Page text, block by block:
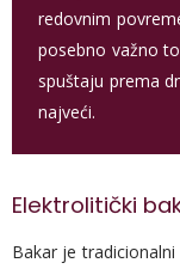
redovnim
posebno važno
spuštaju prema
najveći.
Elektrolitički
Bakar je